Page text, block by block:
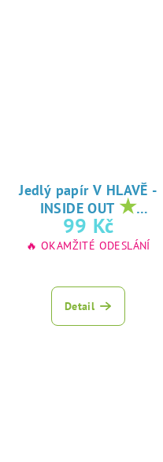
Jedlý papír V HLAVĚ -
INSIDE OUT ★
oblíbený tisk na
jedlý papír
99 Kč
🔥 OKAMŽITÉ ODESLÁNÍ
Detail